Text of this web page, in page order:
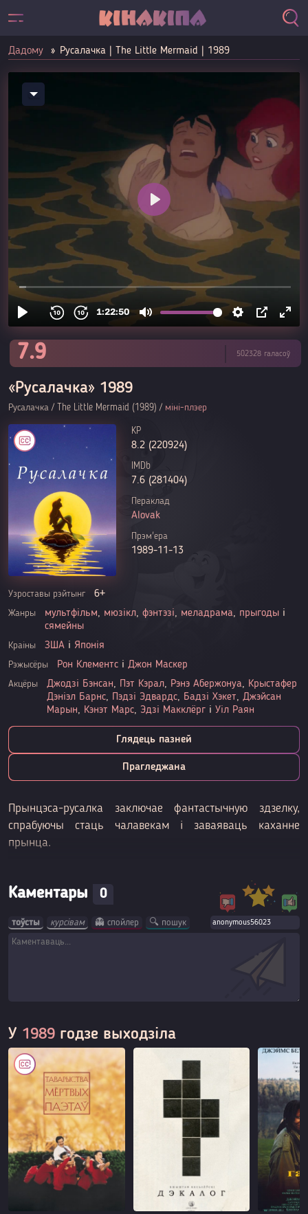
Дадому Русалачка | The Little Mermaid | 1989
«Русалачка» 1989
Русалачка / The Little Mermaid (1989) / міні-плэер
7.9 502328 галасоў
KP
8.2 (220924)
IMDb
7.6 (281404)
Пераклад
Alovak
Прэм'ера
1989-11-13
Узроставы рэйтынг 6+
Жанры мультфільм, мюзікл, фэнтэзі, меладрама, прыгоды і
сямейны
Краіны ЗША і Японія
Рэжысёры Рон Клементс і Джон Маскер
Акцёры Джодзі Бэнсан, Пэт Кэрал, Рэнэ Абержонуа, Крыстафер
Дэніэл Барнс, Пэдзі Эдвардс, Бадзі Хэкет, Джэйсан
Марын, Кэнэт Марс, Эдзі Макклёрг і Уіл Раян
Глядець пазней
Прагледжана
Прынцэса-русалка заключае фантастычную здзелку,
спрабуючы стаць чалавекам і заваяваць каханне
прынца.
Каментары 0
тоўсты курсівам 👻 спойлер 🔍 пошук
У 1989 годзе выходзіла